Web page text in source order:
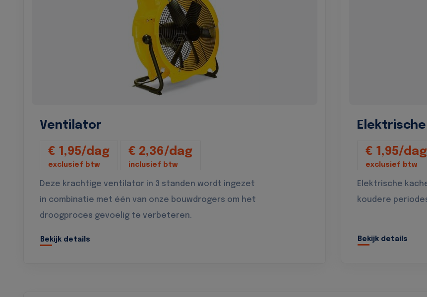
Ventilator
€ 1,95/dag
exclusief btw
€ 2,36/dag
inclusief btw
Deze krachtige ventilator in 3 standen wordt ingezet
in combinatie met één van onze bouwdrogers om het
droogproces gevoelig te verbeteren.
Bekijk details
€ 1,95/dag
exclusief btw
Elektrische
koudere
Bekijk details